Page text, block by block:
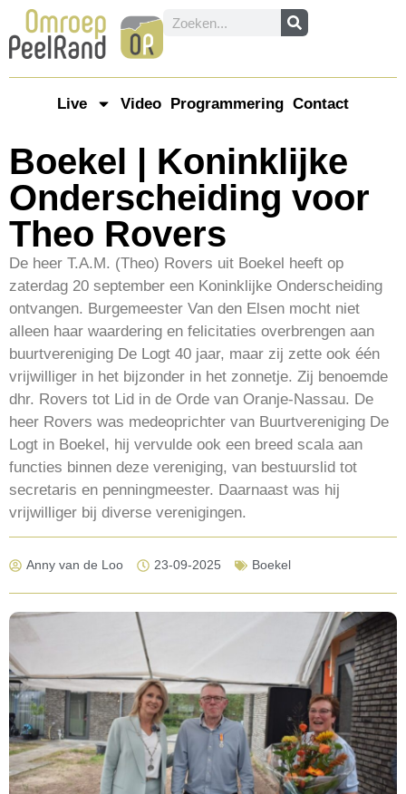
Live Video Programmering Contact
Boekel | Koninklijke
Onderscheiding voor
Theo Rovers
De heer T.A.M. (Theo) Rovers uit Boekel heeft op
zaterdag 20 september een Koninklijke Onderscheiding
ontvangen. Burgemeester Van den Elsen mocht niet
alleen haar waardering en felicitaties overbrengen aan
buurtvereniging De Logt 40 jaar, maar zij zette ook één
vrijwilliger in het bijzonder in het zonnetje. Zij benoemde
dhr. Rovers tot Lid in de Orde van Oranje-Nassau. De
heer Rovers was medeoprichter van Buurtvereniging De
Logt in Boekel, hij vervulde ook een breed scala aan
functies binnen deze vereniging, van bestuurslid tot
secretaris en penningmeester. Daarnaast was hij
vrijwilliger bij diverse verenigingen.
Anny van de Loo 23-09-2025 Boekel